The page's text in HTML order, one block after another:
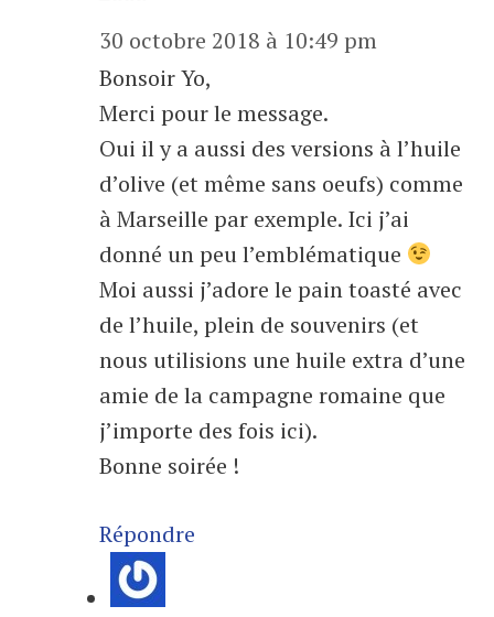
30 octobre 2018 à 10:49 pm
Bonsoir Yo,
Merci pour le message.
Oui il y a aussi des versions à l’huile
d’olive (et même sans oeufs) comme
à Marseille par exemple. Ici j’ai
donné un peu l’emblématique
Moi aussi j’adore le pain toasté avec
de l’huile, plein de souvenirs (et
nous utilisions une huile extra d’une
amie de la campagne romaine que
j’importe des fois ici).
Bonne soirée !
Répondre